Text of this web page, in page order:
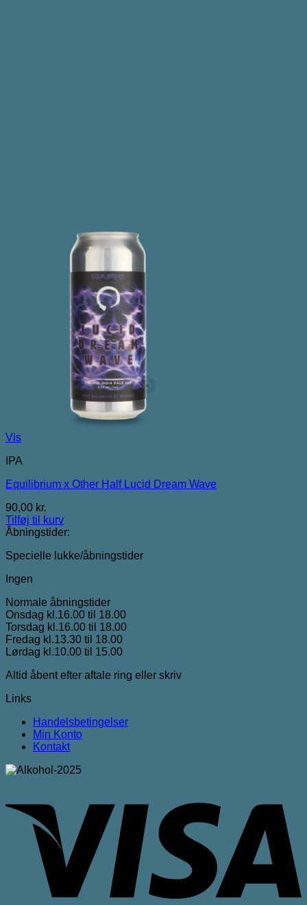
Vis
IPA
Equilibrium x Other Half Lucid Dream Wave
90,00 kr.
Tilføj til kurv
Åbningstider:
Specielle lukke/åbningstider
Ingen
Normale åbningstider
Onsdag kl.16.00 til 18.00
Torsdag kl.16.00 til 18.00
Fredag kl.13.30 til 18.00
Lørdag kl.10.00 til 15.00
Altid åbent efter aftale ring eller skriv
Links
Handelsbetingelser
Min Konto
Kontakt